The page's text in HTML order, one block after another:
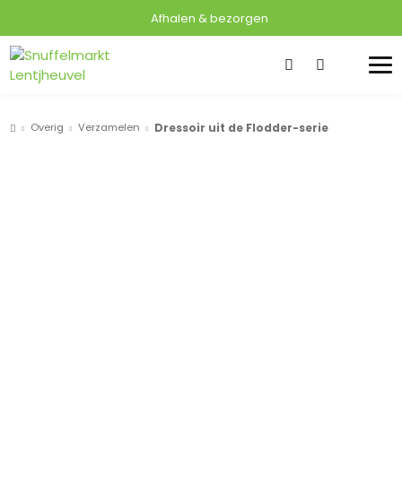
Afhalen & bezorgen
Overig Verzamelen Dressoir uit de Flodder-serie